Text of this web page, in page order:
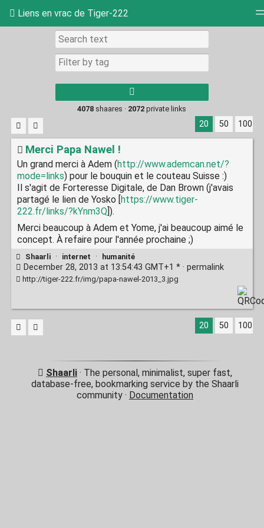
Liens en vrac de Tiger-222
Picture wall
results.
4078 shaares · 2072 private links
20 50 100
Merci Papa Nawel !
Un grand merci à Adem (http://www.ademcan.net/?
mode=links) pour le bouquin et le couteau Suisse :)
Il s'agit de Forteresse Digitale, de Dan Brown (j'avais
partagé le lien de Yosko [ https://www.tiger-
222.fr/links/?kYnm3Q]).
Merci beaucoup à Adem et Yome, j'ai beaucoup aimé le
concept. À refaire pour l'année prochaine ;)
Shaarli · internet · humanité
December 28, 2013 at 13:54:43 GMT+1 * · permalink
http://tiger-222.fr/img/papa-nawel-2013_3.jpg
20 50 100
Shaarli· The personal, minimalist, super fast,
database-free, bookmarking service by the Shaarli
community · Documentation